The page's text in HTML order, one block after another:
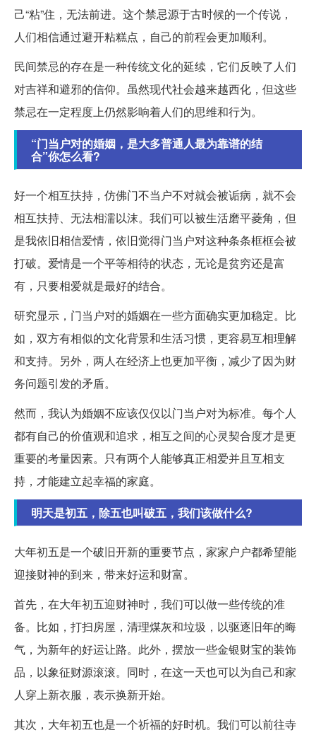
己“粘”住，无法前进。这个禁忌源于古时候的一个传说，
人们相信通过避开粘糕点，自己的前程会更加顺利。
民间禁忌的存在是一种传统文化的延续，它们反映了人们
对吉祥和避邪的信仰。虽然现代社会越来越西化，但这些
禁忌在一定程度上仍然影响着人们的思维和行为。
“门当户对的婚姻，是大多普通人最为靠谱的结
合”你怎么看?
好一个相互扶持，仿佛门不当户不对就会被诟病，就不会
相互扶持、无法相濡以沫。我们可以被生活磨平菱角，但
是我依旧相信爱情，依旧觉得门当户对这种条条框框会被
打破。爱情是一个平等相待的状态，无论是贫穷还是富
有，只要相爱就是最好的结合。
研究显示，门当户对的婚姻在一些方面确实更加稳定。比
如，双方有相似的文化背景和生活习惯，更容易互相理解
和支持。另外，两人在经济上也更加平衡，减少了因为财
务问题引发的矛盾。
然而，我认为婚姻不应该仅仅以门当户对为标准。每个人
都有自己的价值观和追求，相互之间的心灵契合度才是更
重要的考量因素。只有两个人能够真正相爱并且互相支
持，才能建立起幸福的家庭。
明天是初五，除五也叫破五，我们该做什么?
大年初五是一个破旧开新的重要节点，家家户户都希望能
迎接财神的到来，带来好运和财富。
首先，在大年初五迎财神时，我们可以做一些传统的准
备。比如，打扫房屋，清理煤灰和垃圾，以驱逐旧年的晦
气，为新年的好运让路。此外，摆放一些金银财宝的装饰
品，以象征财源滚滚。同时，在这一天也可以为自己和家
人穿上新衣服，表示换新开始。
其次，大年初五也是一个祈福的好时机。我们可以前往寺